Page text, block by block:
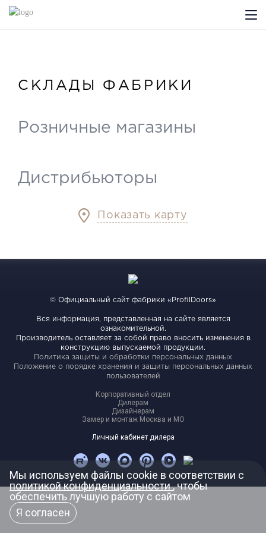
PROFILDOORS
RU
СКЛАДЫ ФАБРИКИ
Розничные магазины
Дистрибьюторы
Показать карту
Мы используем файлы cookie в соответствии с
политикой конфиденциальности, чтобы
обеспечить лучшую работу с сайтом
Я согласен
© Официальный сайт фабрики «ProfilDoors»
Вся информация, представленная на сайте является
ознакомительной.
Производитель оставляет за собой право вносить изменения в
конструкцию выпускаемой продукции.
Политика защиты и обработки персональных данных
Положение о порядке хранения и защиты персональных данных
пользователей
Корпоративный отдел
Дилерам
Дизайнерам
Замер и монтаж Москва и МО
Личный кабинет дилера